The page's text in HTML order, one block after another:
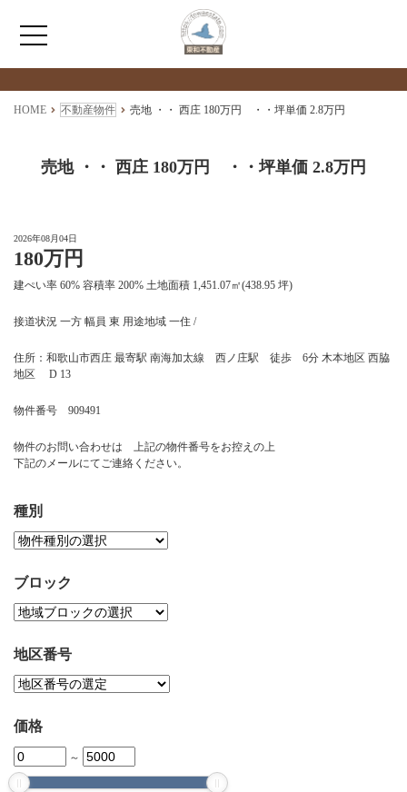
HOME
売買情報
月極駐車場のご案内
アクセス
検索物件の詳細
****
HOME 不動産物件 売地 ・・ 西庄 180万円 ・・坪単価 2.8万円
売地 ・・ 西庄 180万円 ・・坪単価 2.8万円
2026年08月04日
180万円
建ぺい率 60% 容積率 200% 土地面積 1,451.07㎡(438.95 坪)
接道状況 一方 幅員 東 用途地域 一住 /
住所：和歌山市西庄 最寄駅 南海加太線 西ノ庄駅 徒歩 6分 木本地区 西脇
地区 D 13
物件番号 909491
物件のお問い合わせは 上記の物件番号をお控えの上
下記のメールにてご連絡ください。
種別
ブロック
地区番号
価格
～